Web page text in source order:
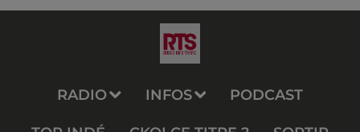
RADIO INFOS PODCAST